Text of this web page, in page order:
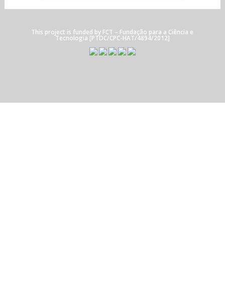
This project is funded by FCT – Fundação para a Ciência e
Tecnologia [PTDC/CPC-HAT/4894/2012]